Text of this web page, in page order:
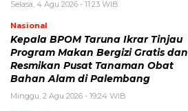
Selasa, 4 Agu 2026 - 11:23 WIB
Nasional
Kepala BPOM Taruna Ikrar Tinjau
Program Makan Bergizi Gratis dan
Resmikan Pusat Tanaman Obat
Bahan Alam di Palembang
Minggu, 2 Agu 2026 - 19:24 WIB